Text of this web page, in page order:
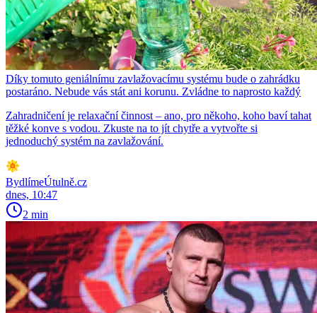
Díky tomuto geniálnímu zavlažovacímu systému bude o zahrádku
postaráno. Nebude vás stát ani korunu. Zvládne to naprosto každý
Zahradničení je relaxační činnost – ano, pro někoho, koho baví tahat
těžké konve s vodou. Zkuste na to jít chytře a vytvořte si
jednoduchý systém na zavlažování.
BydlímeÚtulně.cz
dnes, 10:47
2 min